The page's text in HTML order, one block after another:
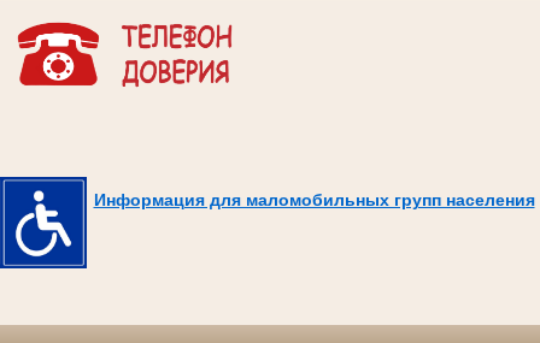
Информация для маломобильных групп населения